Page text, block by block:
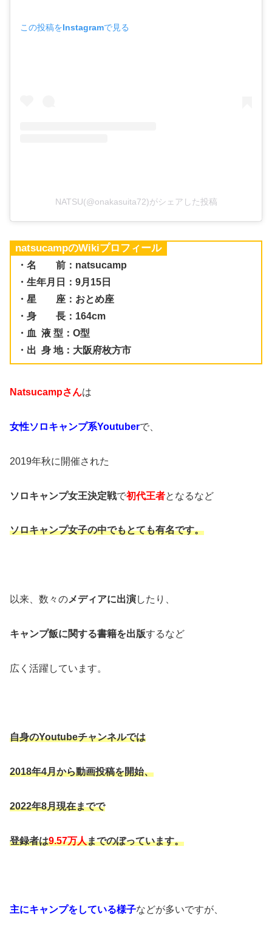
この投稿をInstagramで見る
NATSU(@onakasuita72)がシェアした投稿
natsucampのWikiプロフィール
・名 前：natsucamp
・生年月日：9月15日
・星 座：おとめ座
・身 長：164cm
・血 液 型：O型
・出 身 地：大阪府枚方市
Natsucampさんは
女性ソロキャンプ系Youtuberで、
2019年秋に開催された
ソロキャンプ女王決定戦で初代王者となるなど
ソロキャンプ女子の中でもとても有名です。
以来、数々のメディアに出演したり、
キャンプ飯に関する書籍を出版するなど
広く活躍しています。
自身のYoutubeチャンネルでは
2018年4月から動画投稿を開始、
2022年8月現在までで
登録者は9.57万人までのぼっています。
主にキャンプをしている様子などが多いですが、